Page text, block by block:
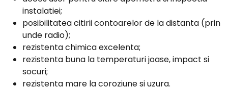
instalatiei;
posibilitatea citirii contoarelor de la distanta (prin
unde radio);
rezistenta chimica excelenta;
rezistenta buna la temperaturi joase, impact si
socuri;
rezistenta mare la coroziune si uzura.